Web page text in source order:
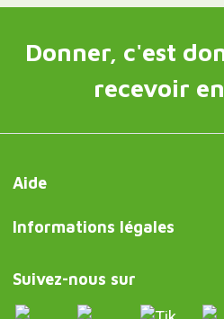
Donner, c'est
recevoir
Aide
Informations légales
Suivez-nous sur